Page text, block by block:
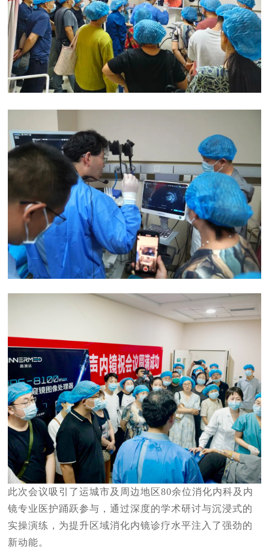
此次会议吸引了运城市及周边地区80余位消化内科及内
镜专业医护踊跃参与，通过深度的学术研讨与沉浸式的
实操演练，为提升区域消化内镜诊疗水平注入了强劲的
新动能。